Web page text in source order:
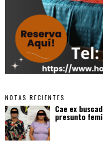
NOTAS RECIENTES
Cae ex
presunto